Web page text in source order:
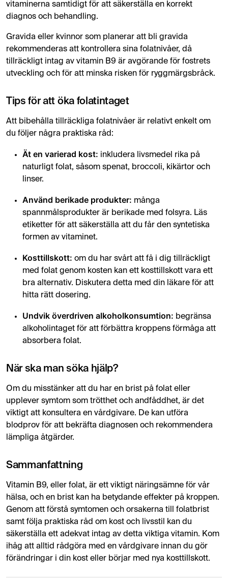
vitaminerna samtidigt för att säkerställa en korrekt
diagnos och behandling.
Gravida eller kvinnor som planerar att bli gravida
rekommenderas att kontrollera sina folatnivåer, då
tillräckligt intag av vitamin B9 är avgörande för fostrets
utveckling och för att minska risken för ryggmärgsbråck.
Tips för att öka folatintaget
Att bibehålla tillräckliga folatnivåer är relativt enkelt om
du följer några praktiska råd:
Ät en varierad kost: inkludera livsmedel rika på
naturligt folat, såsom spenat, broccoli, kikärtor och
linser.
Använd berikade produkter: många
spannmålsprodukter är berikade med folsyra. Läs
etiketter för att säkerställa att du får den syntetiska
formen av vitaminet.
Kosttillskott: om du har svårt att få i dig tillräckligt
med folat genom kosten kan ett kosttillskott vara ett
bra alternativ. Diskutera detta med din läkare för att
hitta rätt dosering.
Undvik överdriven alkoholkonsumtion: begränsa
alkoholintaget för att förbättra kroppens förmåga att
absorbera folat.
När ska man söka hjälp?
Om du misstänker att du har en brist på folat eller
upplever symtom som trötthet och andfåddhet, är det
viktigt att konsultera en vårdgivare. De kan utföra
blodprov för att bekräfta diagnosen och rekommendera
lämpliga åtgärder.
Sammanfattning
Vitamin B9, eller folat, är ett viktigt näringsämne för vår
hälsa, och en brist kan ha betydande effekter på kroppen.
Genom att förstå symtomen och orsakerna till folatbrist
samt följa praktiska råd om kost och livsstil kan du
säkerställa ett adekvat intag av detta viktiga vitamin. Kom
ihåg att alltid rådgöra med en vårdgivare innan du gör
förändringar i din kost eller börjar med nya kosttillskott.